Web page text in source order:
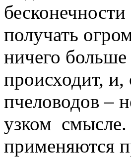
получать
ничего больше
происходит, и,
пчеловодов –
узком смысле.
применяются